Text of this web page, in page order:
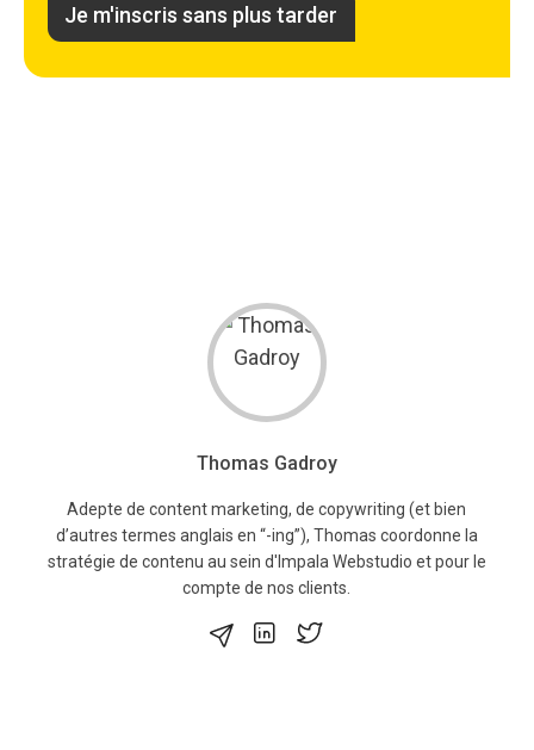
Je m'inscris sans plus tarder
Thomas Gadroy
Adepte de content marketing, de copywriting (et bien
d’autres termes anglais en “-ing”), Thomas coordonne la
stratégie de contenu au sein d'Impala Webstudio et pour le
compte de nos clients.